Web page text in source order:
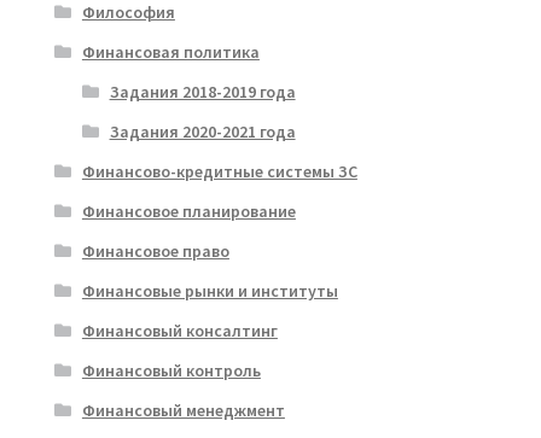
Философия
Финансовая политика
Задания 2018-2019 года
Задания 2020-2021 года
Финансово-кредитные системы ЗС
Финансовое планирование
Финансовое право
Финансовые рынки и институты
Финансовый консалтинг
Финансовый контроль
Финансовый менеджмент